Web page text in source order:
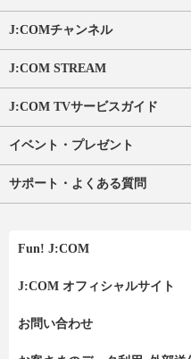
J:COMチャンネル
J:COM STREAM
J:COM TVサービスガイド
イベント・プレゼント
サポート・よくある質問
Fun! J:COM
J:COM オフィシャルサイト
お問い合わせ